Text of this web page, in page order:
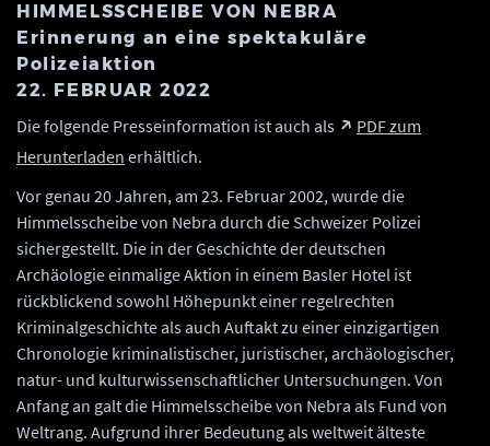
HIMMELSSCHEIBE VON NEBRA
Erinnerung an eine spektakuläre
Polizeiaktion
22. FEBRUAR 2022
Die folgende Presseinformation ist auch als
PDF zum
Herunterladen erhältlich.
Vor genau 20 Jahren, am 23. Februar 2002, wurde die
Himmelsscheibe von Nebra durch die Schweizer Polizei
sichergestellt. Die in der Geschichte der deutschen
Archäologie einmalige Aktion in einem Basler Hotel ist
rückblickend sowohl Höhepunkt einer regelrechten
Kriminalgeschichte als auch Auftakt zu einer einzigartigen
Chronologie kriminalistischer, juristischer, archäologischer,
natur- und kulturwissenschaftlicher Untersuchungen. Von
Anfang an galt die Himmelsscheibe von Nebra als Fund von
Weltrang. Aufgrund ihrer Bedeutung als weltweit älteste